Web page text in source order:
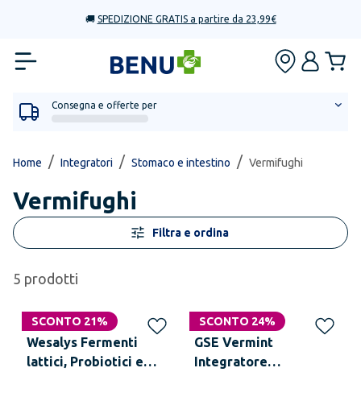
🚚 SPEDIZIONE GRATIS a partire da 23,99€
Consegna e offerte per
Home / Integratori / Stomaco e intestino / Vermifughi
Vermifughi
Filtra e ordina
5 prodotti
SCONTO 21%
Wesalys Fermenti
lattici, Probiotici e
SCONTO 24%
GSE Vermint
Integratore